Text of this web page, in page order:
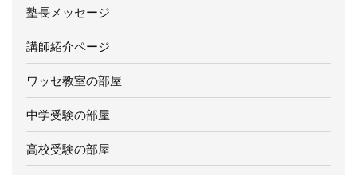
塾長メッセージ
講師紹介ページ
ワッセ教室の部屋
中学受験の部屋
高校受験の部屋